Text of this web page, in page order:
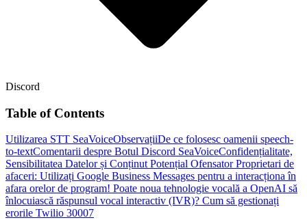
Discord
Table of Contents
Utilizarea STT SeaVoiceObservațiiDe ce folosesc oamenii speech-
to-textComentarii despre Botul Discord SeaVoiceConfidențialitate,
Sensibilitatea Datelor și Conținut Potențial OfensatorProprietari de
afaceri: Utilizați Google Business Messages pentru a interacționa în
afara orelor de program! Poate noua tehnologie vocală a OpenAI să
înlocuiască răspunsul vocal interactiv (IVR)? Cum să gestionați
erorile Twilio 30007